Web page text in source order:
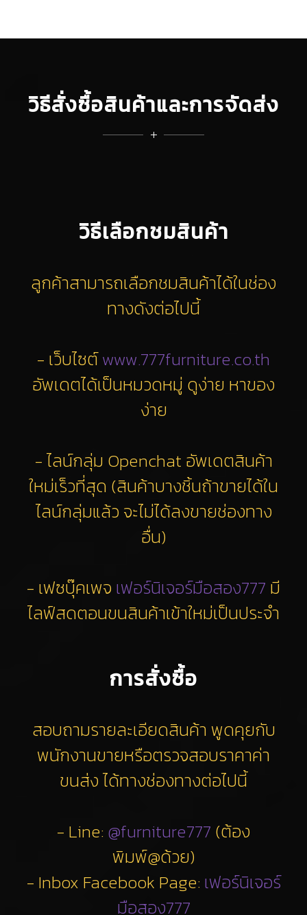
วิธีสั่งซื้อสินค้าและการจัดส่ง
วิธีเลือกชมสินค้า
ลูกค้าสามารถเลือกชมสินค้าได้ในช่อง
ทางดังต่อไปนี้
- เว็บไซต์www.777furniture.co.th
อัพเดตได้เป็นหมวดหมู่ ดูง่าย หาของ
ง่าย
- ไลน์กลุ่ม Openchat อัพเดตสินค้า
ใหม่เร็วที่สุด (สินค้าบางชิ้นถ้าขายได้ใน
ไลน์กลุ่มแล้ว จะไม่ได้ลงขายช่องทาง
อื่น)
- เฟซบุ๊คเพจ เฟอร์นิเจอร์มือสอง777 มี
ไลฟ์สดตอนขนสินค้าเข้าใหม่เป็นประจำ
การสั่งซื้อ
สอบถามรายละเอียดสินค้า พูดคุยกับ
พนักงานขายหรือตรวจสอบราคาค่า
ขนส่ง ได้ทางช่องทางต่อไปนี้
- Line: @furniture777 (ต้อง
พิมพ์@ด้วย)
- Inbox Facebook Page: เฟอร์นิเจอร์
มือสอง777